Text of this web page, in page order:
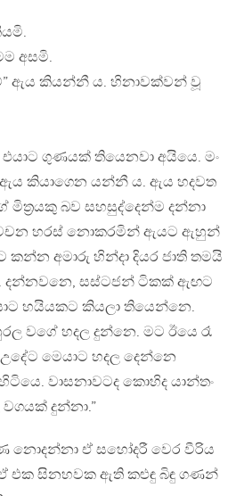
අසමි.
ඇය කියන්නී ය. හිනාවක්වන් වූ
ගුණයක් තියෙනවා අයියෙ. මං
ඇය කියාගෙන යන්නී ය. ඇය හදවත
මිත්‍රයකු බව සහසුද්දෙන්ම දන්නා
වචන හරස් නොකරමින් ඇයට ඇහුන්
කන්න අමාරු හින්දා දියර ජාති තමයි
දන්නවනෙ, සස්ටජන් ටිකක් ඇඟට
හයියකට කියලා තියෙන්නෙ.
වගේ හදල දුන්නෙ. මට ඊයෙ රෑ
මෙයාට හදල දෙන්නෙ
වාසනාවටද කොහිද යාන්තං
දුන්නා.”
ඒ සහෝදරී වෙර වීරිය
එක සිනහවක ඇති කළුඳු බිඳු ගණන්